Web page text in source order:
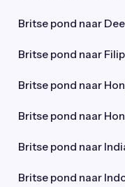
Britse pond naar
Britse pond naar
Britse pond naar
Britse pond naar
Britse pond naar
Britse pond naar